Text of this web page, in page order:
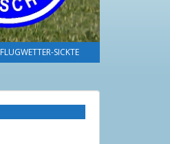
FLUGWETTER-SICKTE